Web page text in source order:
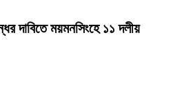
দাবিতে ময়মনসিংহে ১১ দলীয়